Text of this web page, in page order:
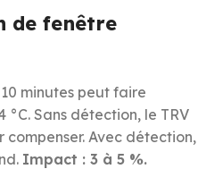
de fenêtre
minutes peut faire
Sans détection, le TRV
Avec détection,
Impact : 3 à 5 %.